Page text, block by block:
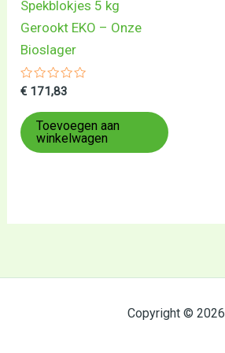
Spekblokjes 5 kg
Gerookt EKO – Onze
Bioslager
Gewaardeerd
uit
5
€ 171,83
Toevoegen aan
winkelwagen
Copyright © 2026